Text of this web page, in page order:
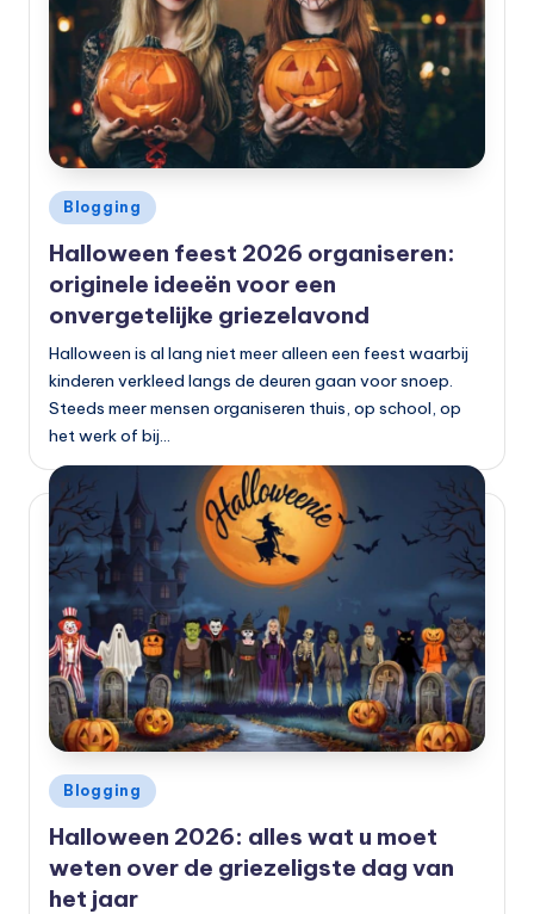
Geplaatst
Blogging
Halloween feest 2026 organiseren:
originele ideeën voor een
onvergetelijke griezelavond
Halloween is al lang niet meer alleen een feest waarbij
kinderen verkleed langs de deuren gaan voor snoep.
Steeds meer mensen organiseren thuis, op school, op
het werk of bij…
Geplaatst
in
Blogging
Halloween 2026: alles wat u moet
weten over de griezeligste dag van
het jaar